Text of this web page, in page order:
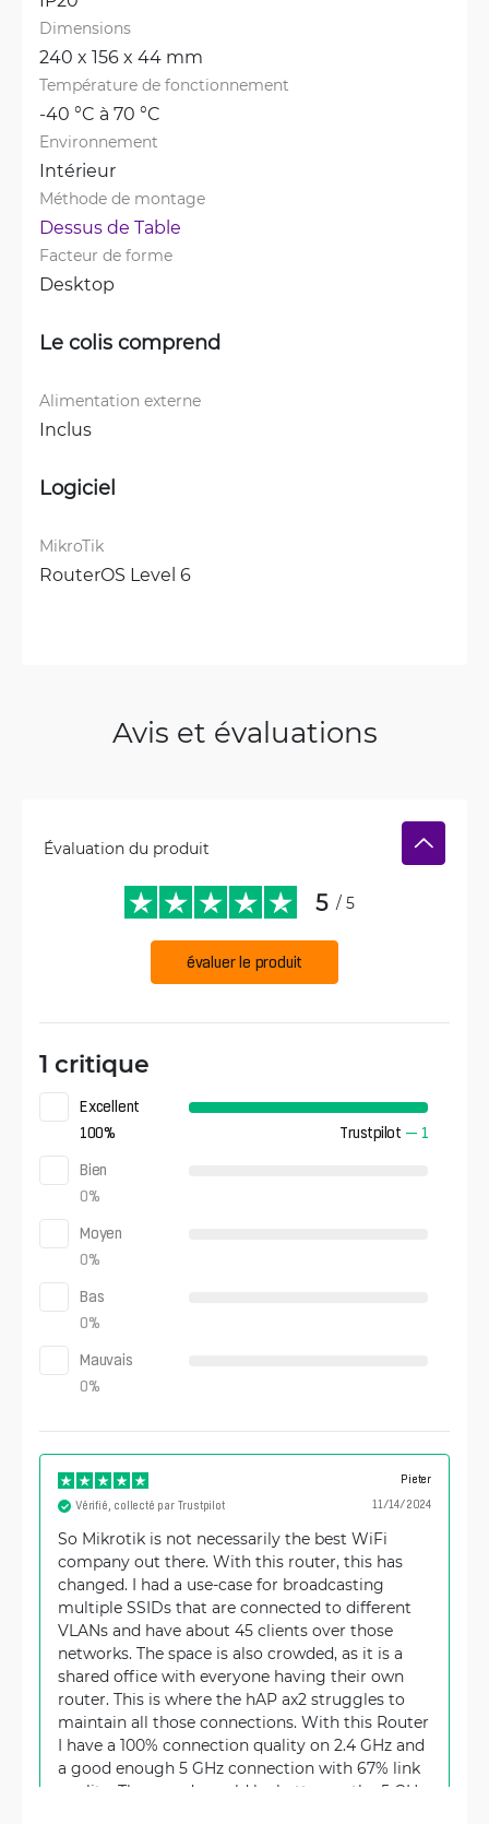
Dimensions
240 x 156 x 44 mm
Température de fonctionnement
-40 °C à 70 °C
Environnement
Intérieur
Méthode de montage
Dessus de Table
Facteur de forme
Desktop
Le colis comprend
Alimentation externe
Inclus
Logiciel
MikroTik
RouterOS Level 6
Avis et évaluations
Évaluation du produit
5 / 5
évaluer le produit
1 critique
Excellent
100% Trustpilot — 1
Bien
0%
Moyen
0%
Bas
0%
Mauvais
0%
Pieter
11/14/2024
Vérifié, collecté par Trustpilot
So Mikrotik is not necessarily the best WiFi
company out there. With this router, this has
changed. I had a use-case for broadcasting
multiple SSIDs that are connected to different
VLANs and have about 45 clients over those
networks. The space is also crowded, as it is a
shared office with everyone having their own
router. This is where the hAP ax2 struggles to
maintain all those connections. With this Router
I have a 100% connection quality on 2.4 GHz and
a good enough 5 GHz connection with 67% link
quality. The speeds could be better on the 5 GHz